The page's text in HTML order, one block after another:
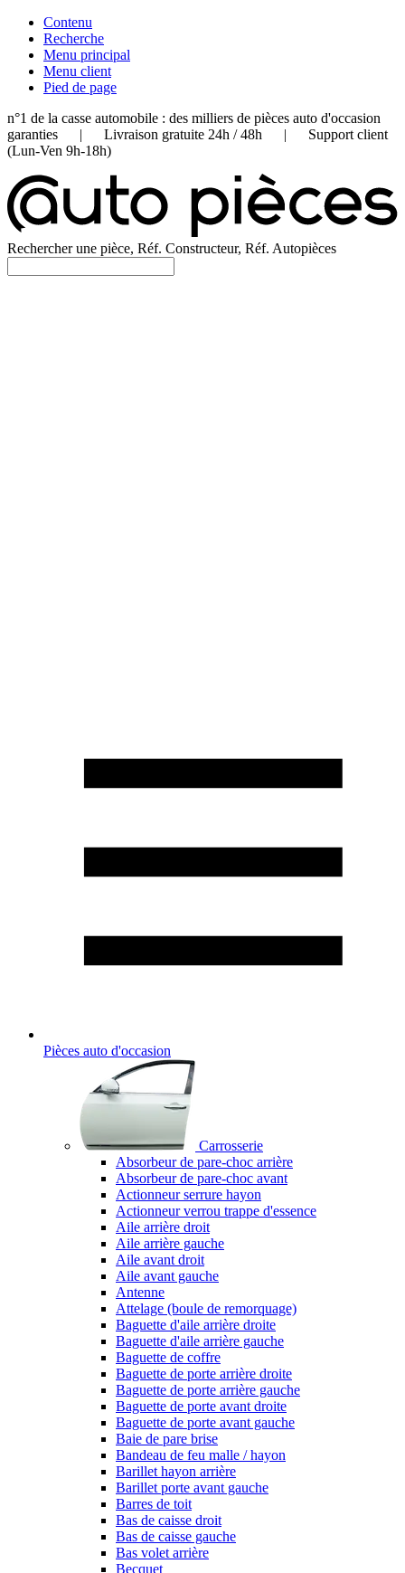
Contenu
Recherche
Menu principal
Menu client
Pied de page
n°1 de la casse automobile : des milliers de pièces auto d'occasion
garanties | Livraison gratuite 24h / 48h | Support client
(Lun-Ven 9h-18h)
Rechercher une pièce, Réf. Constructeur, Réf. Autopièces
Pièces auto d'occasion
Carrosserie
Absorbeur de pare-choc arrière
Absorbeur de pare-choc avant
Actionneur serrure hayon
Actionneur verrou trappe d'essence
Aile arrière droit
Aile arrière gauche
Aile avant droit
Aile avant gauche
Antenne
Attelage (boule de remorquage)
Baguette d'aile arrière droite
Baguette d'aile arrière gauche
Baguette de coffre
Baguette de porte arrière droite
Baguette de porte arrière gauche
Baguette de porte avant droite
Baguette de porte avant gauche
Baie de pare brise
Bandeau de feu malle / hayon
Barillet hayon arrière
Barillet porte avant gauche
Barres de toit
Bas de caisse droit
Bas de caisse gauche
Bas volet arrière
Becquet